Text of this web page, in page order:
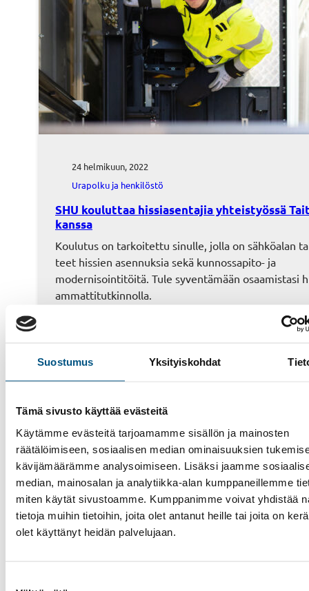
Suostumus Yksityiskohdat
Tämä sivusto käyttää evästeitä
Käytämme evästeitä tarjoamamme sisällön ja mainosten
räätälöimiseen, sosiaalisen median ominaisuuksien
kävijämäärämme analysoimiseen. Lisäksi jaamme
median, mainosalan ja analytiikka-alan kumppaneillemme
miten käytät sivustoamme. Kumppanimme voivat yhdistää
tietoja muihin tietoihin, joita olet antanut heille tai joita on
olet käyttänyt heidän palvelujaan.
24 helmikuun, 2022
Urapolku ja henkilöstö
SHU kouluttaa hissiasentajia yhteistyössä
kanssa
Koulutus on tarkoitettu sinulle, jolla on sähköalan
teet hissien asennuksia sekä kunnossapito- ja
modernisointitöitä. Tule syventämään osaamistasi
ammattitutkinnolla.
Hissit
Liukuportaat
Muut palvelut
Tarjouspyyntö